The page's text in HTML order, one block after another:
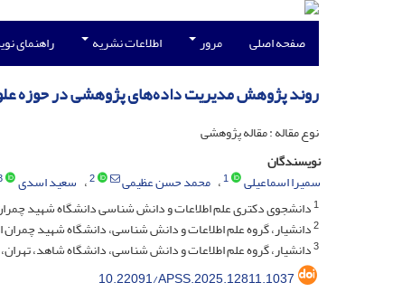
صفحه اصلی مرور اطلاعات نشریه راهنمای
روند پژوهش مدیریت داده‌های پژوهشی در حوزه
نوع مقاله : مقاله پژوهشی
نویسندگان
سمیرا اسماعیلی
1 محمد حسن عظیمی 2 سعید اسدی
1دانشجوی دکتری علم اطلاعات و دانش شناسی دانشگاه شهید
2دانشیار، گروه علم اطلاعات و دانش شناسی، دانشگاه شهید چمران
3دانشیار، گروه علم اطلاعات و دانش شناسی، دانشگاه شاهد، تهران،
10.22091/APSS.2025.12811.1037